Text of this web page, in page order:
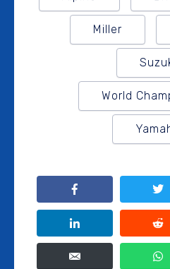
Miller
World